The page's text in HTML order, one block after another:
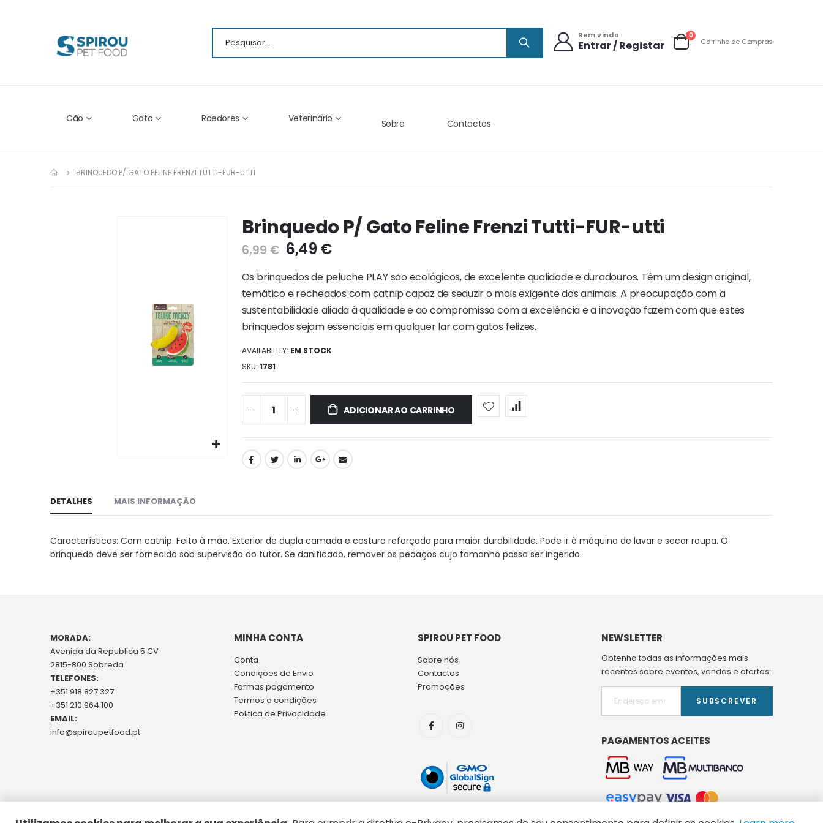
Bem vindo
Entrar / Registar Carrinho
0items
Carrinho de Compras
Cão Gato Roedores Veterinário Sobre Contactos
BRINQUEDO P/ GATO FELINE FRENZI TUTTI-FUR-UTTI
início
da
de
imagens
Brinquedo P/ Gato Feline Frenzi Tutti-FUR-utti
6,99 € 6,49 €
Os brinquedos de peluche PLAY são ecológicos, de excelente qualidade e duradouros. Têm um design original,
temático e recheados com catnip capaz de seduzir o mais exigente dos animais. A preocupação com a
sustentabilidade aliada à qualidade e ao compromisso com a excelência e a inovação fazem com que estes
brinquedos sejam essenciais em qualquer lar com gatos felizes.
AVAILABILITY: EM STOCK
SKU 1781
ADICIONAR AO CARRINHO
DETALHES
Características: Com catnip. Feito à mão. Exterior de dupla camada e costura reforçada para maior durabilidade. Pode ir à máquina de lavar e secar roupa. O
brinquedo deve ser fornecido sob supervisão do tutor. Se danificado, remover os pedaços cujo tamanho possa ser ingerido.
MAIS INFORMAÇÃO
MORADA:
Avenida da Republica 5 CV
2815-800 Sobreda
TELEFONES:
+351 918 827 327
+351 210 964 100
EMAIL:
info@spiroupetfood.pt
MINHA CONTA
Conta
Condições de Envio
Formas pagamento
Termos e condições
Politica de Privacidade
SPIROU PET FOOD
Sobre nós
Contactos
Promoções
NEWSLETTER
Obtenha todas as informações mais
recentes sobre eventos, vendas e ofertas:
SUBSCREVER
PAGAMENTOS ACEITES